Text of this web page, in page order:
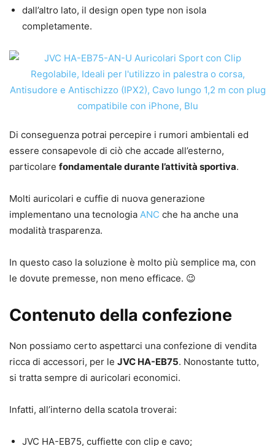
dall’altro lato, il design open type non isola
completamente.
Di conseguenza potrai percepire i rumori ambientali ed
essere consapevole di ciò che accade all’esterno,
particolare fondamentale durante l’attività sportiva.
Molti auricolari e cuffie di nuova generazione
implementano una tecnologia ANC che ha anche una
modalità trasparenza.
In questo caso la soluzione è molto più semplice ma, con
le dovute premesse, non meno efficace. 😉
Contenuto della confezione
Non possiamo certo aspettarci una confezione di vendita
ricca di accessori, per le JVC HA-EB75. Nonostante tutto,
si tratta sempre di auricolari economici.
Infatti, all’interno della scatola troverai:
JVC HA-EB75, cuffiette con clip e cavo;